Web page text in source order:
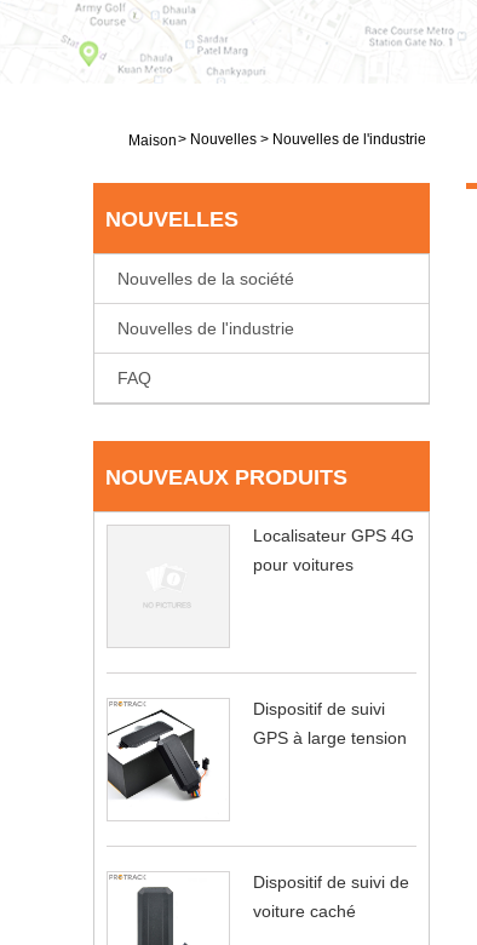
Maison> Nouvelles > Nouvelles de l'industrie
NOUVELLES
Nouvelles de la société
Nouvelles de l'industrie
FAQ
NOUVEAUX PRODUITS
Localisateur GPS 4G
pour voitures
Dispositif de suivi
GPS à large tension
Dispositif de suivi de
voiture caché